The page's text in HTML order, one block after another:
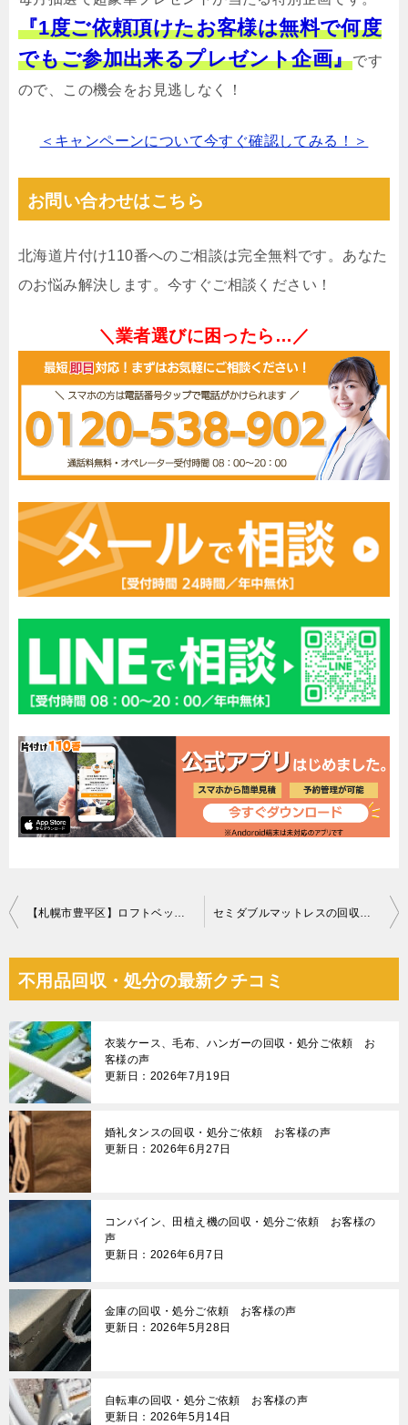
『1度ご依頼頂けたお客様は無料で何度
でもご参加出来るプレゼント企画』です
ので、この機会をお見逃しなく！
＜キャンペーンについて今すぐ確認してみる！＞
お問い合わせはこちら
北海道片付け110番へのご相談は完全無料です。あなた
のお悩み解決します。今すぐご相談ください！
＼業者選びに困ったら…／
投
ナ
ビ
ゲ
ー
シ
ョ
ン
【札幌市豊平区】ロフトベッドの回収・処分ご依頼 お客様の声 セミダブルマットレスの回収・処分ご依頼 お客様の声
不用品回収・処分の最新クチコミ
衣装ケース、毛布、ハンガーの回収・処分ご依頼 お
客様の声
更新日：2026年7月19日
婚礼タンスの回収・処分ご依頼 お客様の声
更新日：2026年6月27日
コンバイン、田植え機の回収・処分ご依頼 お客様の
声
更新日：2026年6月7日
金庫の回収・処分ご依頼 お客様の声
更新日：2026年5月28日
自転車の回収・処分ご依頼 お客様の声
更新日：2026年5月14日